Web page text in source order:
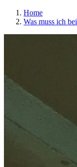
Home
Was muss ich